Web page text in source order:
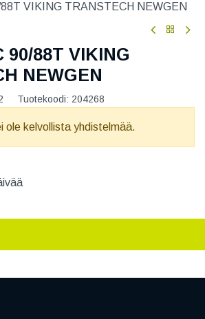
VIKING TRANSTECH NEWGEN
90/88T VIKING
NEWGEN
Tuotekoodi: 204268
ole kelvollista yhdistelmää.